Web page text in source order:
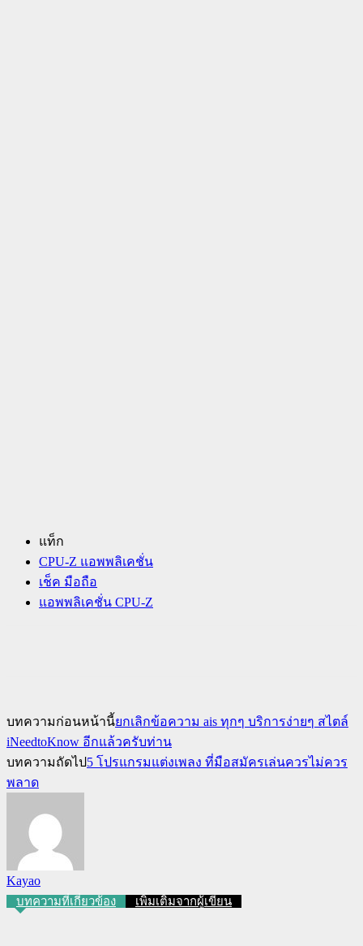
แท็ก
CPU-Z แอพพลิเคชั่น
เช็ค มือถือ
แอพพลิเคชั่น CPU-Z
บทความก่อนหน้านี้ยกเลิกข้อความ ais ทุกๆ บริการง่ายๆ สไตล์
iNeedtoKnow อีกแล้วครับท่าน
บทความถัดไป5 โปรแกรมแต่งเพลง ที่มือสมัครเล่นควรไม่ควร
พลาด
Kayao
บทความที่เกี่ยวข้อง เพิ่มเติมจากผู้เขียน